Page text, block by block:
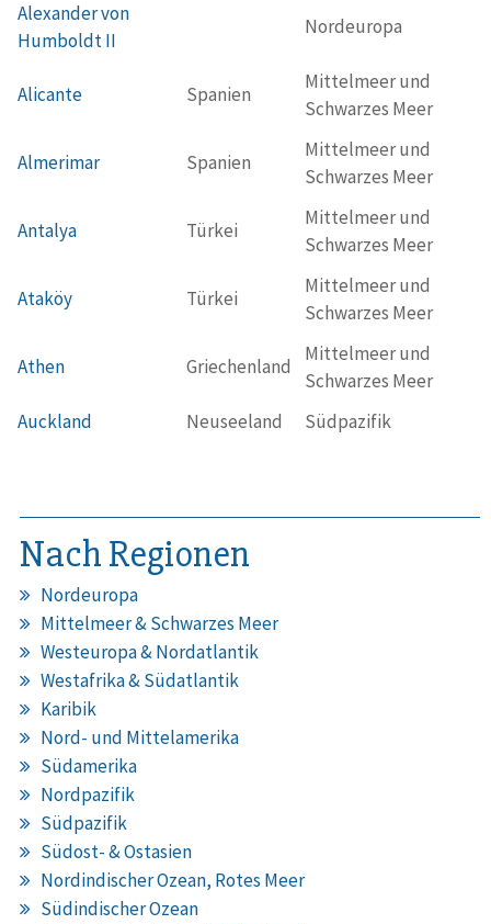
Alexander von
Humboldt II
Nordeuropa
Alicante Spanien
Mittelmeer und
Schwarzes Meer
Almerimar Spanien
Mittelmeer und
Schwarzes Meer
Antalya Türkei
Mittelmeer und
Schwarzes Meer
Ataköy Türkei
Mittelmeer und
Schwarzes Meer
Athen Griechenland
Mittelmeer und
Schwarzes Meer
Auckland
Neuseeland Südpazifik
Nach Regionen
Nordeuropa
Mittelmeer & Schwarzes Meer
Westeuropa & Nordatlantik
Westafrika & Südatlantik
Karibik
Nord- und Mittelamerika
Südamerika
Nordpazifik
Südpazifik
Südost- & Ostasien
Nordindischer Ozean, Rotes Meer
Südindischer Ozean